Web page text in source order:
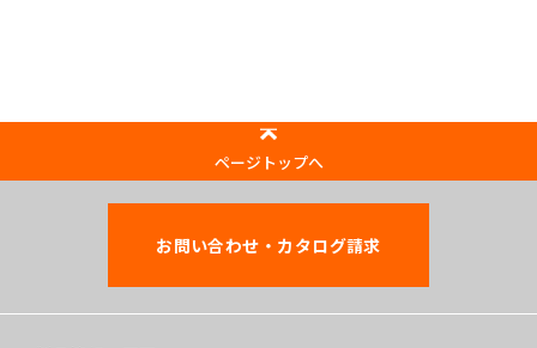
ページトップへ
お問い合わせ・カタログ請求